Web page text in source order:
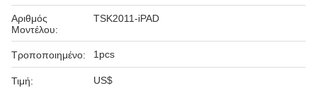
Αριθμός
Μοντέλου:
TSK2011-iPAD
Τροποποιημένο: 1pcs
Τιμή: US$